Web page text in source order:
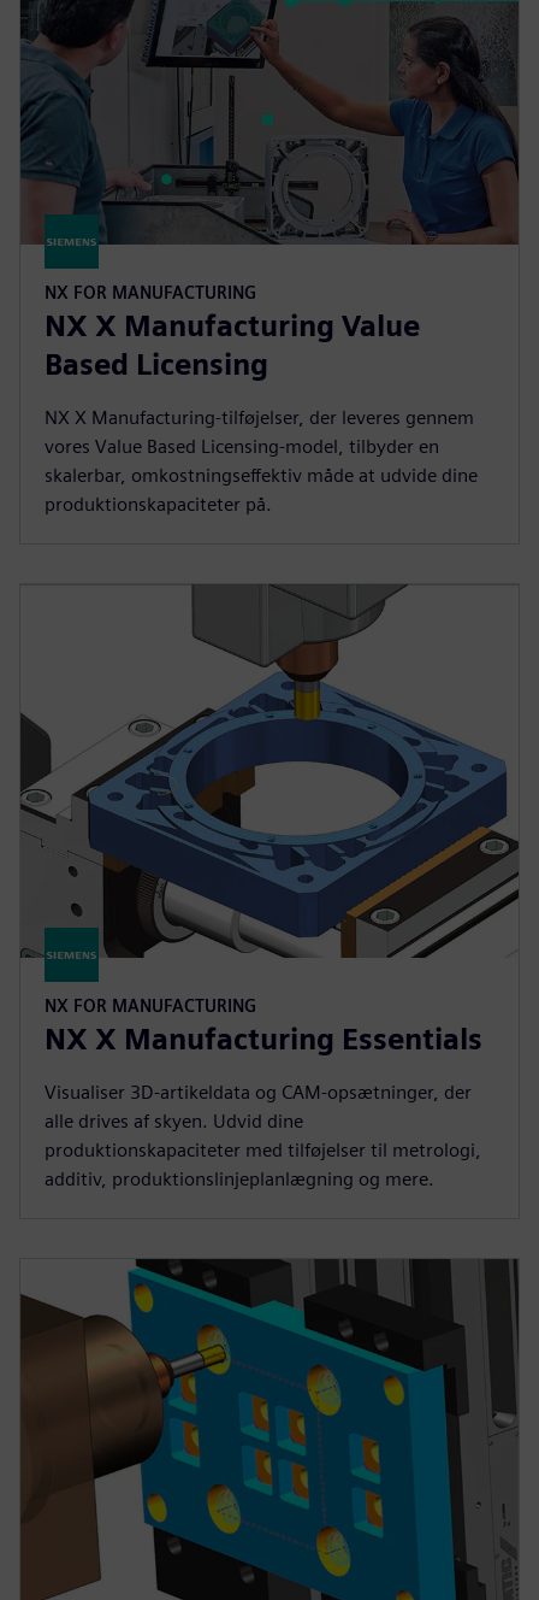
NX FOR MANUFACTURING
NX X Manufacturing Value
Based Licensing
NX X Manufacturing-tilføjelser, der leveres gennem
vores Value Based Licensing-model, tilbyder en
skalerbar, omkostningseffektiv måde at udvide dine
produktionskapaciteter på.
NX FOR MANUFACTURING
NX X Manufacturing Essentials
Visualiser 3D-artikeldata og CAM-opsætninger, der
alle drives af skyen. Udvid dine
produktionskapaciteter med tilføjelser til metrologi,
additiv, produktionslinjeplanlægning og mere.